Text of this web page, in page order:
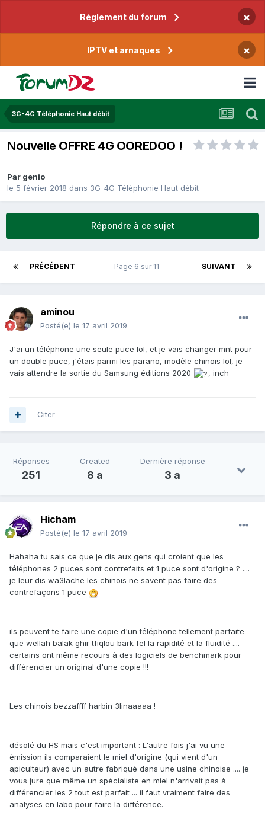
Règlement du forum ×
IPTV et arnaques ×
3G-4G Téléphonie Haut débit
Nouvelle OFFRE 4G OOREDOO !
Par genio
le 5 février 2018 dans 3G-4G Téléphonie Haut débit
Répondre à ce sujet
PRÉCÉDENT SUIVANT
Page 6 sur 11
aminou
Posté(e) le 17 avril 2019
J'ai un téléphone une seule puce lol, et je vais changer mnt pour
un double puce, j'étais parmi les parano, modèle chinois lol, je
vais attendre la sortie du Samsung éditions 2020
, inch
Citer
Réponses
251
Created
8 a
Dernière réponse
3 a
Hicham
Posté(e) le 17 avril 2019
Hahaha tu sais ce que je dis aux gens qui croient que les
téléphones 2 puces sont contrefaits et 1 puce sont d'origine ? ....
je leur dis wa3lache les chinois ne savent pas faire des
contrefaçons 1 puce
ils peuvent te faire une copie d'un téléphone tellement parfaite
que wellah balak ghir tfiqlou bark fel la rapidité et la fluidité ....
certains ont même recours à des logiciels de benchmark pour
différencier un original d'une copie !!!
Les chinois bezzaffff harbin 3linaaaaa !
désolé du HS mais c'est important : L'autre fois j'ai vu une
émission ils comparaient le miel d'origine (qui vient d'un
apiculteur) avec un autre fabriqué dans une usine chinoise .... je
vous jure que même un spécialiste en miel n'arrivait pas à
différencier les 2 tout est parfait ... il faut vraiment faire des
analyses en labo pour faire la différence.